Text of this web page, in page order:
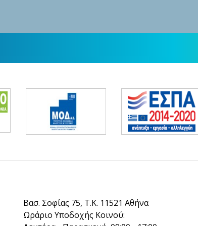
Βασ. Σοφίας 75, Τ.Κ. 11521 Αθήνα
Ωράριο Υποδοχής Κοινού: